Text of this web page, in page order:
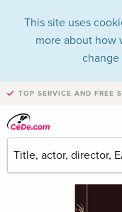
This site uses
more about how
change
TOP SERVICE AND FREE